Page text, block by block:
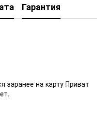
Гарантия
заранее на карту Приват